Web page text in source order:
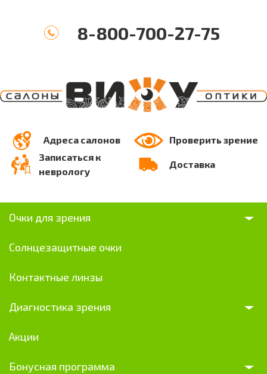
8-800-700-27-75
Адреса салонов
Проверить зрение
Записаться к
неврологу
Доставка
Очки для зрения
Солнцезащитные очки
Контактные линзы
Диагностика зрения
Акции
Бонусная программа